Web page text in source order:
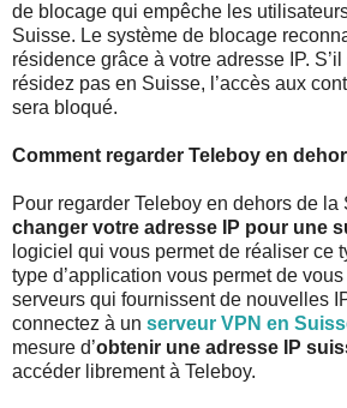
de blocage qui empêche les
Suisse. Le système de blocage
résidence grâce à votre adresse IP.
résidez pas en Suisse, l’accès aux
sera bloqué.
Comment regarder Teleboy en
Pour regarder Teleboy en dehors de la
changer votre adresse IP pour une
logiciel qui vous permet de réaliser ce
type d’application vous permet de
serveurs qui fournissent de nouvelles
connectez à un serveur VPN en
mesure d’obtenir une adresse IP
accéder librement à Teleboy.